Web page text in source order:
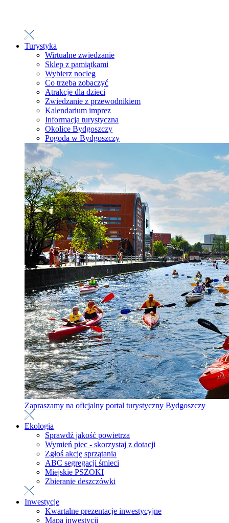
Turystyka
Wirtualne zwiedzanie
Sklep z pamiątkami
Wybierz nocleg
Co trzeba zobaczyć
Atrakcje dla dzieci
Zwiedzanie z przewodnikiem
Kalendarium imprez
Informacja turystyczna
Okolice Bydgoszczy
Pogoda w Bydgoszczy
Zapraszamy na oficjalny portal turystyczny Bydgoszczy
Ekologia
Sprawdź jakość powietrza
Wymień piec - skorzystaj z dotacji
Zgłoś akcję sprzątania
ABC segregacji śmieci
Miejskie PSZOKI
Zbieranie deszczówki
Inwestycje
Kwartalne prezentacje inwestycyjne
Mapa inwestycji